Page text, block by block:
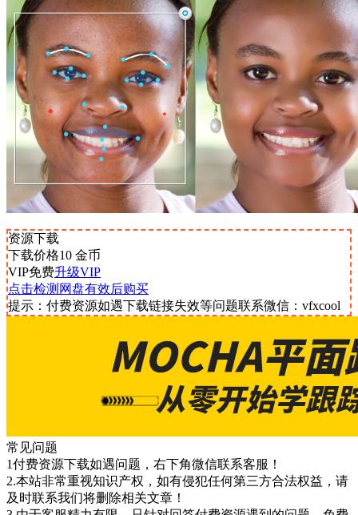
资源下载
下载价格10 金币
VIP免费升级VIP
点击检测网盘有效后购买
提示：付费资源如遇下载链接失效等问题联系微信：vfxcool
常见问题
1付费资源下载如遇问题，右下角微信联系客服！
2.本站非常重视知识产权，如有侵犯任何第三方合法权益，请
及时联系我们将删除相关文章！